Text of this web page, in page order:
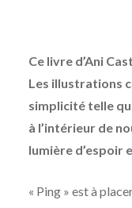
Ce livre d’Ani
Les illustrations
simplicité telle
à l’intérieur de
lumière d’espoir
« Ping » est à